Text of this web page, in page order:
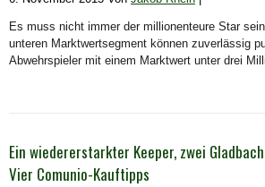
Es muss nicht immer der millionenteure Star
unteren Marktwertsegment können zuverlässig
Abwehrspieler mit einem Marktwert unter drei
Ein wiedererstarkter Keeper, zwei
Vier Comunio-Kauftipps